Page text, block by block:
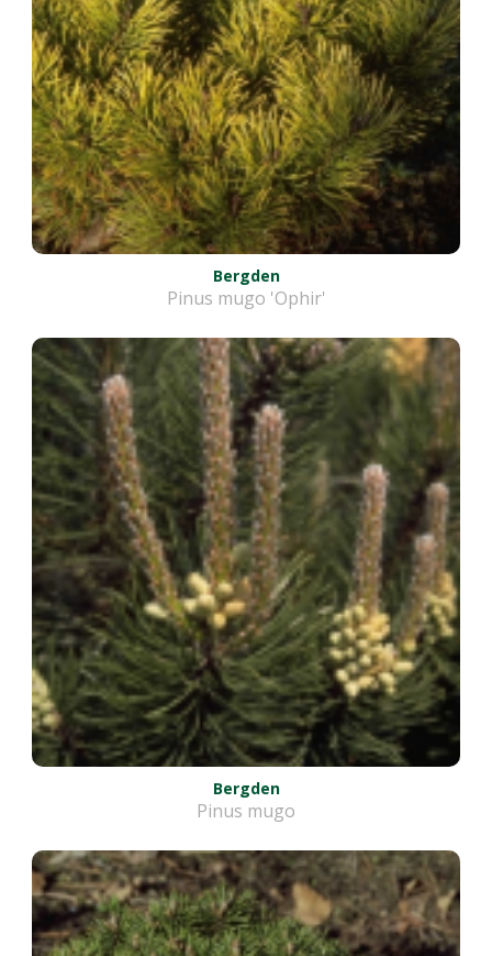
Bergden
Pinus mugo 'Ophir'
Bergden
Pinus mugo